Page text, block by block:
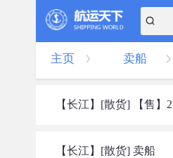
卖船
主页
【长江】[散货] 【售】
【长江】[散货] 卖船